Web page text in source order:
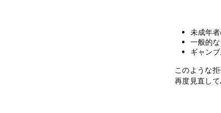
未成年
一般的
ギャン
このような
再度見直して